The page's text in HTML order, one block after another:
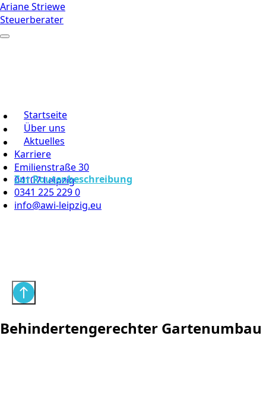
Ariane Striewe
Steuerberater
Startseite
Über uns
Aktuelles
Karriere
Emilienstraße 30
04107 Leipzig
Zur Routenbeschreibung
0341 225 229 0
info@awi-leipzig.eu
Behindertengerechter Gartenumbau